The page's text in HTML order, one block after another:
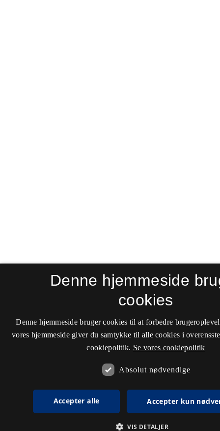
Denne hjemmeside
cookies
Denne hjemmeside bruger cookies til at forbedre
vores hjemmeside giver du samtykke til alle cookies i
cookiepolitik. Se vores cookiepolitik
Absolut nødvendige
Accepter alle Accepter kun
VIS DETALJER